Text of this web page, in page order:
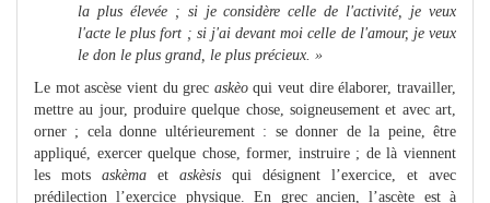
la plus élevée ; si je considère celle de l'activité, je veux
l'acte le plus fort ; si j'ai devant moi celle de l'amour, je veux
le don le plus grand, le plus précieux. »
Le mot ascèse vient du grec askèoqui veut dire élaborer, travailler,
mettre au jour, produire quelque chose, soigneusement et avec art,
orner ; cela donne ultérieurement : se donner de la peine, être
appliqué, exercer quelque chose, former, instruire ; de là viennent
les mots askèma et askèsis qui désignent l’exercice, et avec
prédilection l’exercice physique. En grec ancien, l’ascète est à